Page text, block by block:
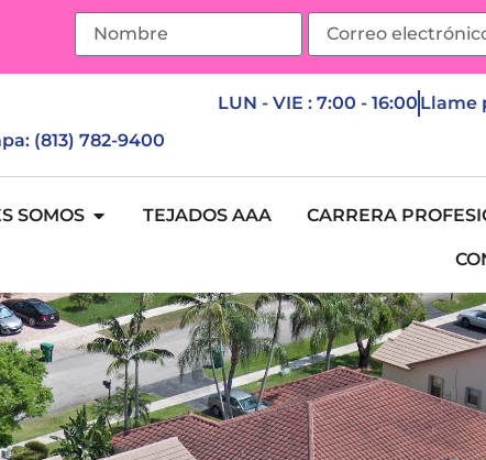
LUN - VIE : 7:00 - 16:00 Llame
(813) 782-9400
SOMOS TEJADOS AAA CARRERA